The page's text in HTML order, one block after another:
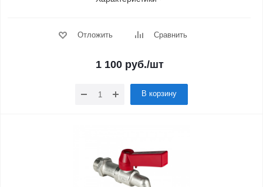
Отложить Сравнить
1 100руб./шт
В корзину